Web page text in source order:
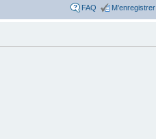
FAQ M’enregistrer